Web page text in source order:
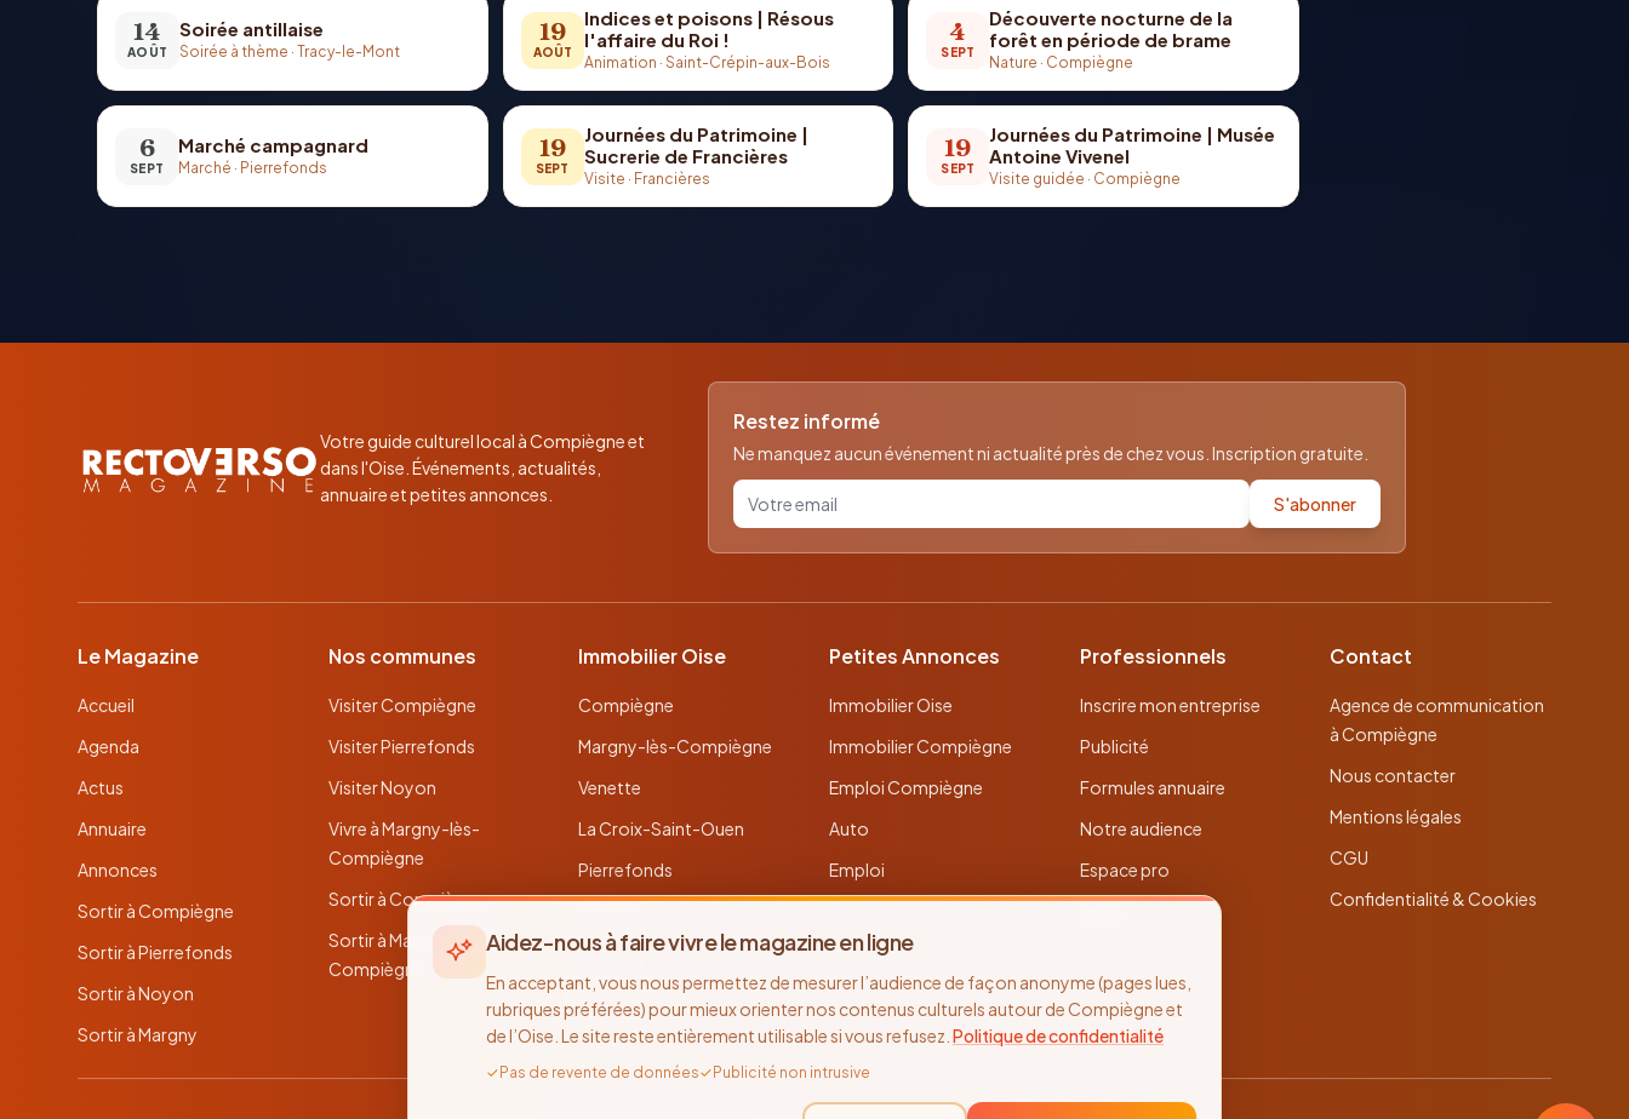
14
AOÛT
Soirée antillaise
Soirée à thème · Tracy-le-Mont
19
AOÛT
Indices et poisons | Résous
l'affaire du Roi !
Animation · Saint-Crépin-aux-Bois
4
SEPT
Découverte nocturne de la
forêt en période de brame
Nature · Compiègne
6
SEPT
Marché campagnard
Marché · Pierrefonds
19
SEPT
Journées du Patrimoine |
Sucrerie de Francières
Visite · Francières
19
SEPT
Journées du Patrimoine | Musée
Antoine Vivenel
Visite guidée · Compiègne
Votre guide culturel local à Compiègne et
dans l'Oise. Événements, actualités,
annuaire et petites annonces.
Restez informé
Ne manquez aucun événement ni actualité près de chez vous. Inscription gratuite.
Votre email pour la newsletter S'abonner
Le Magazine
Accueil
Agenda
Actus
Annuaire
Annonces
Sortir à Compiègne
Sortir à Pierrefonds
Sortir à Noyon
Sortir à Margny
Nos communes
Visiter Compiègne
Visiter Pierrefonds
Visiter Noyon
Vivre à Margny-lès-
Compiègne
Sortir à Compiègne
Sortir à Margny-lès-
Compiègne
Immobilier Oise
Compiègne
Margny-lès-Compiègne
Venette
La Croix-Saint-Ouen
Pierrefonds
Noyon
Thourotte
Petites Annonces
Immobilier Oise
Immobilier Compiègne
Emploi Compiègne
Auto
Emploi
Toutes les annonces
Professionnels
Inscrire mon entreprise
Publicité
Formules annuaire
Notre audience
Espace pro
Contact
Agence de communication
à Compiègne
Nous contacter
Mentions légales
CGU
Confidentialité & Cookies
Aidez-nous à faire vivre le magazine en ligne
En acceptant, vous nous permettez de mesurer l’audience de façon anonyme (pages lues,
rubriques préférées) pour mieux orienter nos contenus culturels autour de Compiègne et
de l’Oise. Le site reste entièrement utilisable si vous refusez. Politique de confidentialité
✓ Pas de revente de données✓ Publicité non intrusive